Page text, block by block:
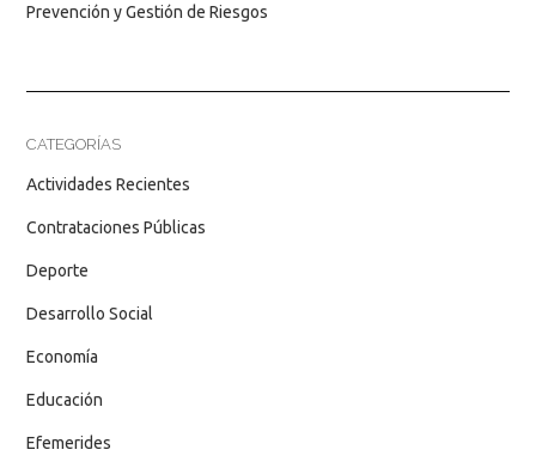
Prevención y Gestión de Riesgos
CATEGORÍAS
Actividades Recientes
Contrataciones Públicas
Deporte
Desarrollo Social
Economía
Educación
Efemerides